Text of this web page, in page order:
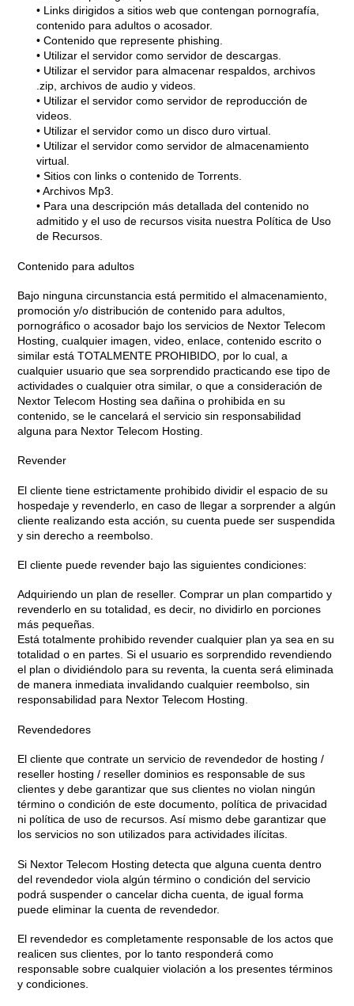
• Links dirigidos a sitios web que contengan pornografía,
contenido para adultos o acosador.
• Contenido que represente phishing.
• Utilizar el servidor como servidor de descargas.
• Utilizar el servidor para almacenar respaldos, archivos
.zip, archivos de audio y videos.
• Utilizar el servidor como servidor de reproducción de
videos.
• Utilizar el servidor como un disco duro virtual.
• Utilizar el servidor como servidor de almacenamiento
virtual.
• Sitios con links o contenido de Torrents.
• Archivos Mp3.
• Para una descripción más detallada del contenido no
admitido y el uso de recursos visita nuestra Política de Uso
de Recursos.
Contenido para adultos
Bajo ninguna circunstancia está permitido el almacenamiento,
promoción y/o distribución de contenido para adultos,
pornográfico o acosador bajo los servicios de Nextor Telecom
Hosting, cualquier imagen, video, enlace, contenido escrito o
similar está TOTALMENTE PROHIBIDO, por lo cual, a
cualquier usuario que sea sorprendido practicando ese tipo de
actividades o cualquier otra similar, o que a consideración de
Nextor Telecom Hosting sea dañina o prohibida en su
contenido, se le cancelará el servicio sin responsabilidad
alguna para Nextor Telecom Hosting.
Revender
El cliente tiene estrictamente prohibido dividir el espacio de su
hospedaje y revenderlo, en caso de llegar a sorprender a algún
cliente realizando esta acción, su cuenta puede ser suspendida
y sin derecho a reembolso.
El cliente puede revender bajo las siguientes condiciones:
Adquiriendo un plan de reseller. Comprar un plan compartido y
revenderlo en su totalidad, es decir, no dividirlo en porciones
más pequeñas.
Está totalmente prohibido revender cualquier plan ya sea en su
totalidad o en partes. Si el usuario es sorprendido revendiendo
el plan o dividiéndolo para su reventa, la cuenta será eliminada
de manera inmediata invalidando cualquier reembolso, sin
responsabilidad para Nextor Telecom Hosting.
Revendedores
El cliente que contrate un servicio de revendedor de hosting /
reseller hosting / reseller dominios es responsable de sus
clientes y debe garantizar que sus clientes no violan ningún
término o condición de este documento, política de privacidad
ni política de uso de recursos. Así mismo debe garantizar que
los servicios no son utilizados para actividades ilícitas.
Si Nextor Telecom Hosting detecta que alguna cuenta dentro
del revendedor viola algún término o condición del servicio
podrá suspender o cancelar dicha cuenta, de igual forma
puede eliminar la cuenta de revendedor.
El revendedor es completamente responsable de los actos que
realicen sus clientes, por lo tanto responderá como
responsable sobre cualquier violación a los presentes términos
y condiciones.